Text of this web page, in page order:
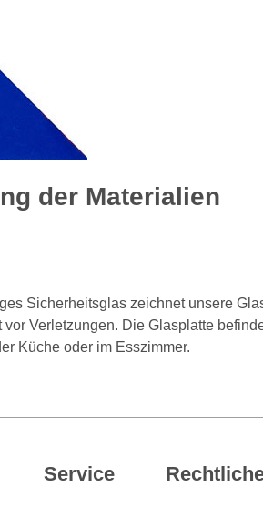
der Materialien
Sicherheitsglas zeichnet unsere
vor Verletzungen. Die Glasplatte
Küche oder im Esszimmer.
Service